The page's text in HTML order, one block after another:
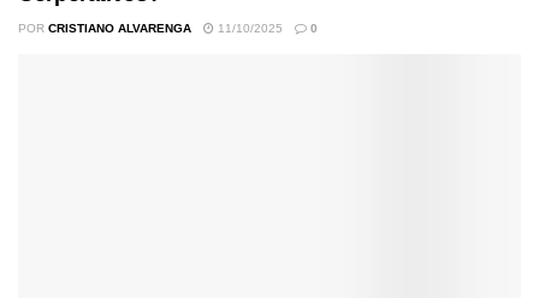
POR CRISTIANO ALVARENGA 11/10/2025 0